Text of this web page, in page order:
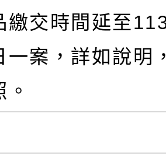
繳交時間延至
一案，詳如說明
。